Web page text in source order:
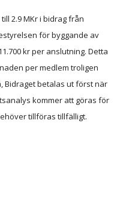
2.9 MKr i bidrag från
för byggande av
kr per anslutning. Detta
per medlem troligen
Bidraget betalas ut först när
kommer att göras för
tillföras tillfälligt.